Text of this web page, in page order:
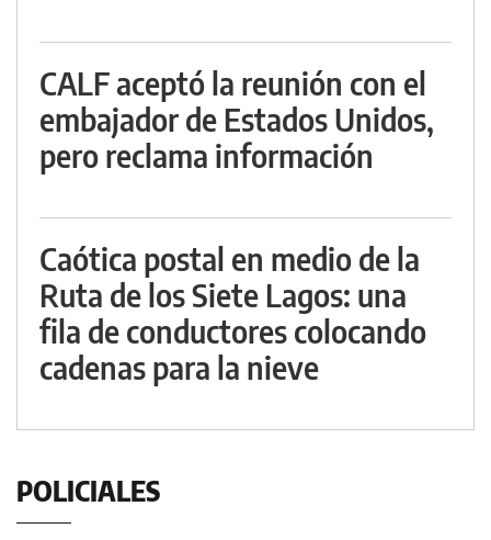
CALF aceptó la reunión con el
embajador de Estados Unidos,
pero reclama información
Caótica postal en medio de la
Ruta de los Siete Lagos: una
fila de conductores colocando
cadenas para la nieve
POLICIALES